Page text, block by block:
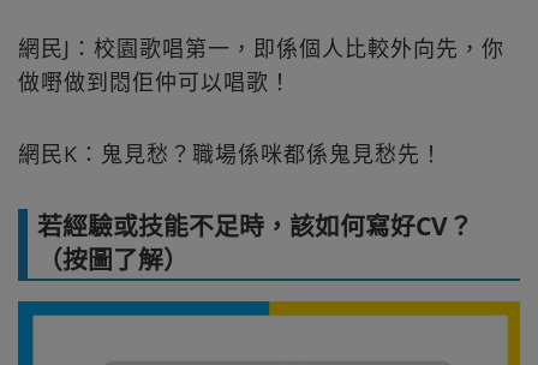
網民J：校園歌唱第一，即係個人比較外向先，你
做嘢做到悶佢仲可以唱歌！
網民K：鬼見愁？職場係咪都係鬼見愁先！
若經驗或技能不足時，該如何寫好CV？
（按圖了解）